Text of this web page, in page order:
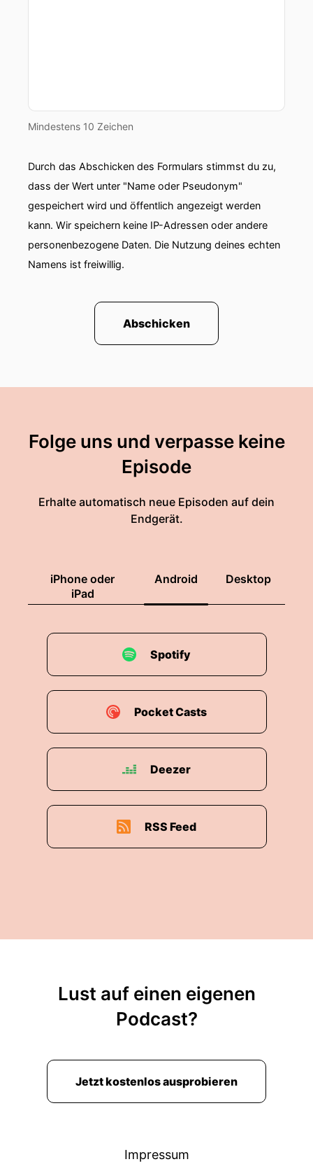
Mindestens 10 Zeichen
Durch das Abschicken des Formulars stimmst du zu,
dass der Wert unter "Name oder Pseudonym"
gespeichert wird und öffentlich angezeigt werden
kann. Wir speichern keine IP-Adressen oder andere
personenbezogene Daten. Die Nutzung deines echten
Namens ist freiwillig.
Abschicken
Folge uns und verpasse keine
Episode
Erhalte automatisch neue Episoden auf dein
Endgerät.
iPhone oder
iPad
Android Desktop
Spotify
Pocket Casts
Deezer
RSS Feed
Lust auf einen eigenen
Podcast?
Jetzt kostenlos ausprobieren
Impressum